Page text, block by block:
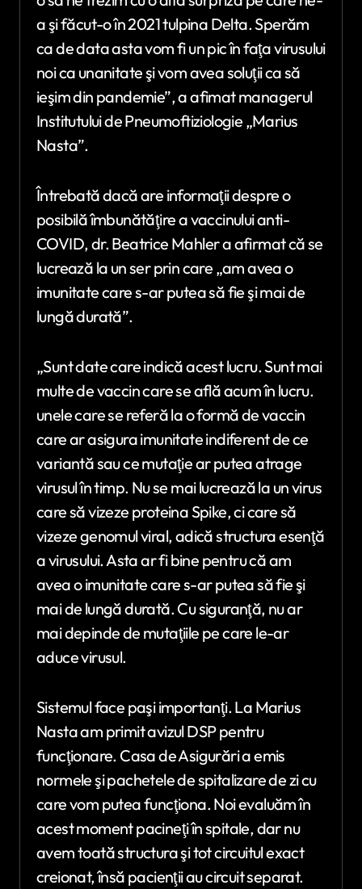
a şi făcut-o în 2021 tulpina Delta. Sperăm
ca de data asta vom fi un pic în faţa virusului
noi ca unanitate şi vom avea soluţii ca să
ieşim din pandemie”, a afimat managerul
Institutului de Pneumoftiziologie „Marius
Nasta”.
Întrebată dacă are informaţii despre o
posibilă îmbunătăţire a vaccinului anti-
COVID, dr. Beatrice Mahler a afirmat că se
lucrează la un ser prin care „am avea o
imunitate care s-ar putea să fie şi mai de
lungă durată”.
„Sunt date care indică acest lucru. Sunt mai
multe de vaccin care se află acum în lucru.
unele care se referă la o formă de vaccin
care ar asigura imunitate indiferent de ce
variantă sau ce mutaţie ar putea atrage
virusul în timp. Nu se mai lucrează la un virus
care să vizeze proteina Spike, ci care să
vizeze genomul viral, adică structura esenţă
a virusului. Asta ar fi bine pentru că am
avea o imunitate care s-ar putea să fie şi
mai de lungă durată. Cu siguranţă, nu ar
mai depinde de mutaţiile pe care le-ar
aduce virusul.
Sistemul face paşi importanţi. La Marius
Nasta am primit avizul DSP pentru
funcţionare. Casa de Asigurări a emis
normele şi pachetele de spitalizare de zi cu
care vom putea funcţiona. Noi evaluăm în
acest moment pacineţi în spitale, dar nu
avem toată structura şi tot circuitul exact
creionat, însă pacienţii au circuit separat.